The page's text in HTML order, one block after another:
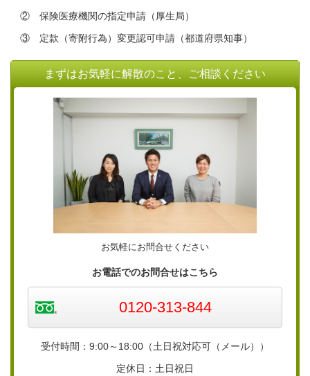
② 保険医療機関の指定申請（厚生局）
③ 定款（寄附行為）変更認可申請（都道府県知事）
まずはお気軽に解散のこと、ご相談ください
お気軽にお問合せください
お電話でのお問合せはこちら
0120-313-844
受付時間：9:00～18:00（土日祝対応可（メール））
定休日：土日祝日